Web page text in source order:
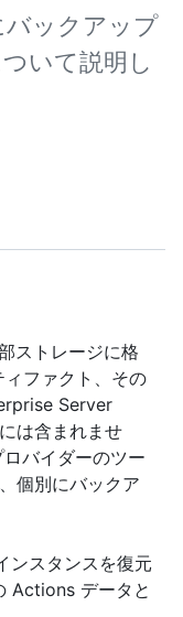
バックアップ
いて説明し
ストレージに格
ファクト、その
Server
は含まれませ
バイダーのツー
個別にバックア
ンスタンスを復元
Actions データと